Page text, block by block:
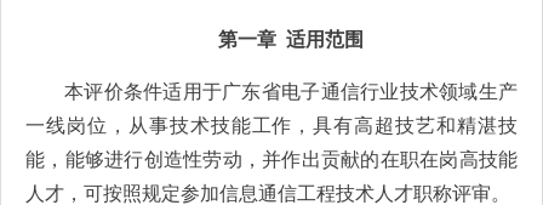
第一章 适用范围
本评价条件适用于广东省电子通信行业技术领域生产
一线岗位，从事技术技能工作，具有高超技艺和精湛技
能，能够进行创造性劳动，并作出贡献的在职在岗高技能
人才，可按照规定参加信息通信工程技术人才职称评审。